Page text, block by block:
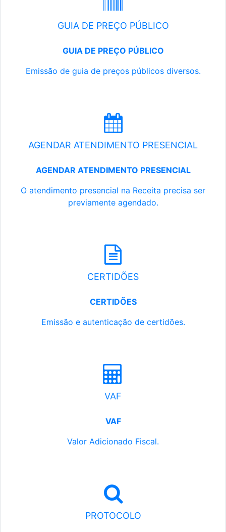
GUIA DE PREÇO PÚBLICO
GUIA DE PREÇO PÚBLICO
Emissão de guia de preços públicos diversos.
AGENDAR ATENDIMENTO PRESENCIAL
AGENDAR ATENDIMENTO PRESENCIAL
O atendimento presencial na Receita precisa ser
previamente agendado.
CERTIDÕES
CERTIDÕES
Emissão e autenticação de certidões.
VAF
VAF
Valor Adicionado Fiscal.
PROTOCOLO